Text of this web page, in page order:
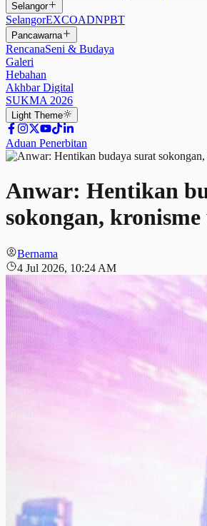
Selangor
SelangorEXCOADNPBT
Pancawarna
RencanaSeni & Budaya
Galeri
Hebahan
Akhbar Digital
SUKMA 2026
Light Theme
Aduan Penerbitan
Anwar: Hentikan
sokongan, kronisme
Bernama
4 Jul 2026, 10:24 AM